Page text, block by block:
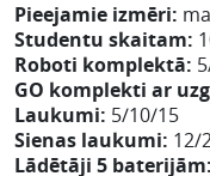
Pieejamie izmēri:
Studentu skaitam:
Roboti komplektā:
GO komplekti ar
Laukumi: 5/10/15
Sienas laukumi: 12/
Lādētāji 5 baterijām: